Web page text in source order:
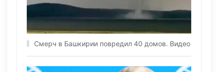
Смерч в Башкирии повредил 40 домов. Видео